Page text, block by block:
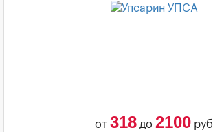
от 318 до 2100 руб